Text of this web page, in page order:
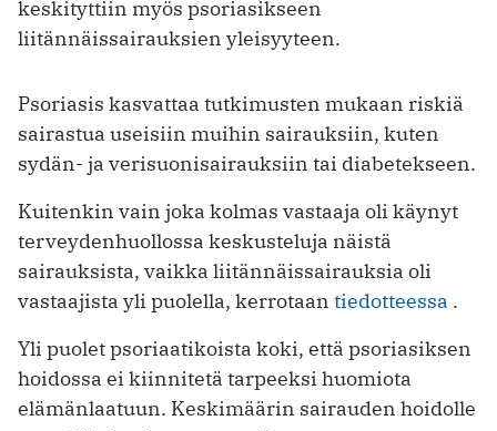
keskityttiin myös psoriasikseen
liitännäissairauksien yleisyyteen.
Psoriasis kasvattaa tutkimusten mukaan riskiä
sairastua useisiin muihin sairauksiin, kuten
sydän- ja verisuonisairauksiin tai diabetekseen.
Kuitenkin vain joka kolmas vastaaja oli käynyt
terveydenhuollossa keskusteluja näistä
sairauksista, vaikka liitännäissairauksia oli
vastaajista yli puolella, kerrotaan tiedotteessa .
Yli puolet psoriaatikoista koki, että psoriasiksen
hoidossa ei kiinnitetä tarpeeksi huomiota
elämänlaatuun. Keskimäärin sairauden hoidolle